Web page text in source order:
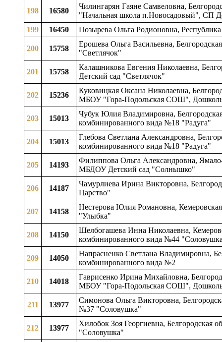
198 16580
Чилингарян Гаяне Самвеловна,
"Начальная школа п.Новосадовый", СП
199
16450 Позырева Ольга Родионовна,
200 15758
Ерошева Ольга Васильевна,
"Светлячок"
201 15758
Калашникова Евгения Николаевна,
Детский сад "Светлячок"
202 15236
Куковицкая Оксана Николаевна,
МБОУ "Гора-Подольская СОШ",
203 15013
Чубук Юлия Владимировна,
комбинированного вида №18 "Радуга"
204 15013
Глебова Светлана Александровна,
комбинированного вида №18 "Радуга"
205 14193
Филиппова Ольга Александровна,
МБДОУ Детский сад "Солнышко"
206 14187
Чамурлиева Ирина Викторовна,
Царство"
207 14158
Нестерова Юлия Романовна,
"Улыбка"
208 14150
Шелбогашева Инна Николаевна,
комбинированного вида №44
209 14050
Напрасненко Светлана Владимировна,
комбинированного вида №2
210 14018
Гаврисенко Ирина Михайловна,
МБОУ "Гора-Подольская СОШ",
211 13977
Симонова Ольга Викторовна,
№37 "Соловушка"
212 13977
Хилобок Зоя Георгиевна, Белгородская
"Соловушка"